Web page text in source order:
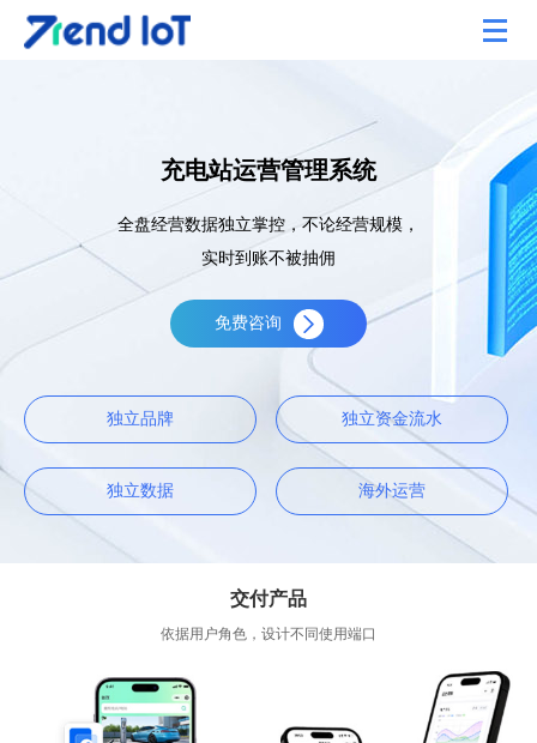
充电站运营管理系统
全盘经营数据独立掌控，不论经营规模，
实时到账不被抽佣
免费咨询
独立品牌 独立资金流水
独立数据 海外运营
交付产品
依据用户角色，设计不同使用端口